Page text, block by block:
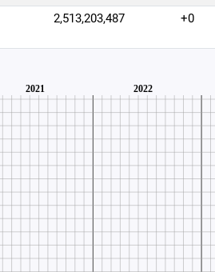
2,513,203,487 +0